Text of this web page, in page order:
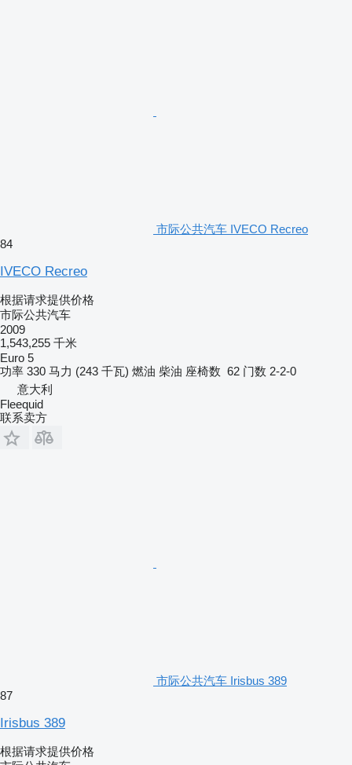
市际公共汽车 IVECO Recreo
84
IVECO Recreo
根据请求提供价格
市际公共汽车
2009
1,543,255 千米
Euro 5
功率 330 马力 (243 千瓦) 燃油 柴油 座椅数 62 门数 2-2-0
意大利
Fleequid
联系卖方
市际公共汽车 Irisbus 389
87
Irisbus 389
根据请求提供价格